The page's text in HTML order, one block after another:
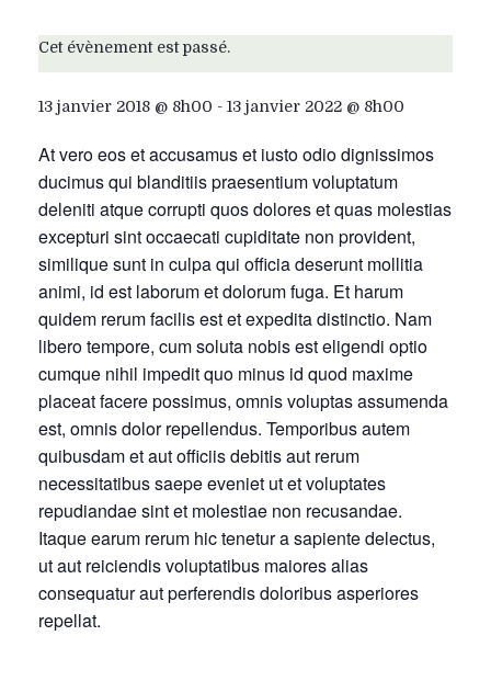
Cet évènement est passé.
13 janvier 2018 @ 8h00 - 13 janvier 2022 @ 8h00
At vero eos et accusamus et iusto odio dignissimos
ducimus qui blanditiis praesentium voluptatum
deleniti atque corrupti quos dolores et quas molestias
excepturi sint occaecati cupiditate non provident,
similique sunt in culpa qui officia deserunt mollitia
animi, id est laborum et dolorum fuga. Et harum
quidem rerum facilis est et expedita distinctio. Nam
libero tempore, cum soluta nobis est eligendi optio
cumque nihil impedit quo minus id quod maxime
placeat facere possimus, omnis voluptas assumenda
est, omnis dolor repellendus. Temporibus autem
quibusdam et aut officiis debitis aut rerum
necessitatibus saepe eveniet ut et voluptates
repudiandae sint et molestiae non recusandae.
Itaque earum rerum hic tenetur a sapiente delectus,
ut aut reiciendis voluptatibus maiores alias
consequatur aut perferendis doloribus asperiores
repellat.